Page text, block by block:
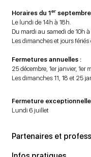
Horaires du 1er
Le lundi de 14h à 18h.
Du mardi au samedi de 10h à
Les dimanches et jours fériés
Fermetures annuelles :
25 décembre, 1er janvier, 1er
Les dimanches 11, 18 et 25
Fermeture
Lundi 6 juillet
Partenaires et